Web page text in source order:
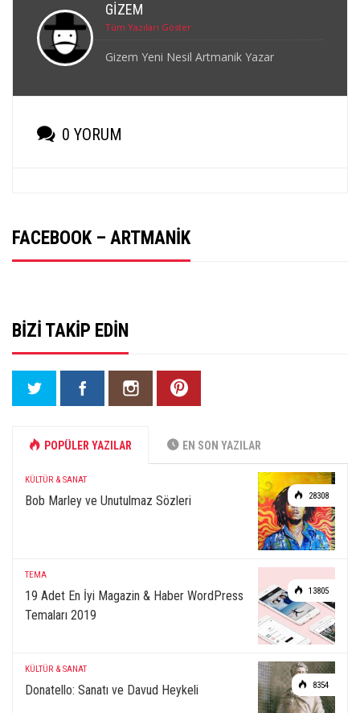
GIZEM
Tüm Yazıları Göster
Gizem Yeni Nesil Artmanik Yazar
0 YORUM
FACEBOOK – ARTMANIK
BIZI TAKIP EDIN
POPÜLER YAZILAR EN SON YAZILAR
28308
KÜLTÜR & SANAT
Bob Marley ve Unutulmaz Sözleri
13805
TEMA
19 Adet En İyi Magazin & Haber WordPress
Temaları 2019
8354
KÜLTÜR & SANAT
Donatello: Sanatı ve Davud Heykeli